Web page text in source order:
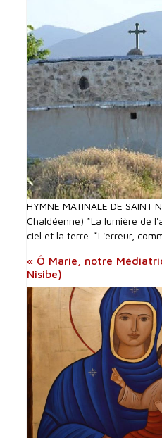
HYMNE MATINALE DE SAINT
Chaldéenne) *La lumière de
ciel et la terre. *L'erreur,
« Ô Marie, notre
Nisibe)